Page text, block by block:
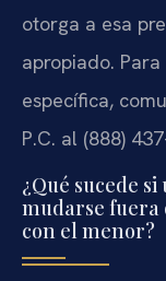
otorga a esa
apropiado.
específica,
P.C. al (888)
¿Qué sucede
mudarse fuera
con el menor?